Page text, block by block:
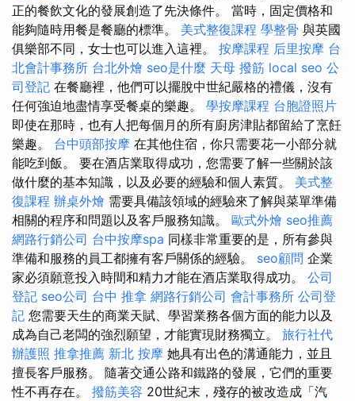
正的餐飲文化的發展創造了先決條件。 當時，固定價格和
能夠隨時用餐是餐廳的標準。 美式整復課程 學整骨 與英國
俱樂部不同，女士也可以進入這裡。 按摩課程 后里按摩 台
北會計事務所 台北外燴 seo是什麼 天母 撥筋 local seo 公
司登記 在餐廳裡，他們可以擺脫中世紀嚴格的禮儀，沒有
任何強迫地盡情享受餐桌的樂趣。 學按摩課程 台胞證照片
即使在那時，也有人把每個月的所有廚房津貼都留給了烹飪
樂趣。 台中頭部按摩 在其他住宿，你只需要花一小部分就
能吃到飯。 要在酒店業取得成功，您需要了解一些關於該
做什麼的基本知識，以及必要的經驗和個人素質。 美式整
復課程 辦桌外燴 需要具備該領域的經驗來了解與菜單準備
相關的程序和問題以及客戶服務知識。 歐式外燴 seo推薦
網路行銷公司 台中按摩spa 同樣非常重要的是，所有參與
準備和服務的員工都擁有客戶關係的經驗。 seo顧問 企業
家必須願意投入時間和精力才能在酒店業取得成功。 公司
登記 seo公司 台中 推拿 網路行銷公司 會計事務所 公司登
記 您需要天生的商業天賦、學習業務各個方面的能力以及
成為自己老闆的強烈願望，才能實現財務獨立。 旅行社代
辦護照 推拿推薦 新北 按摩 她具有出色的溝通能力，並且
擅長客戶服務。 隨著交通公路和鐵路的發展，它們的重要
性不再存在。 撥筋美容 20世紀末，殘存的被改造成「汽